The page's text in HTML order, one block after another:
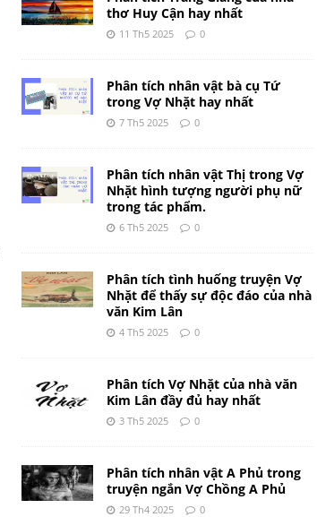
thơ Huy Cận hay nhất
11 Th5 2025 0
Phân tích nhân vật bà cụ Tứ
trong Vợ Nhặt hay nhất
7 Th5 2025 0
Phân tích nhân vật Thị trong Vợ
Nhặt hình tượng người phụ nữ
trong tác phẩm.
6 Th5 2025 0
Phân tích tình huống truyện Vợ
Nhặt để thấy sự độc đáo của nhà
văn Kim Lân
4 Th5 2025 0
Phân tích Vợ Nhặt của nhà văn
Kim Lân đầy đủ hay nhất
3 Th5 2025 0
Phân tích nhân vật A Phủ trong
truyện ngắn Vợ Chồng A Phủ
29 Th4 2025 0